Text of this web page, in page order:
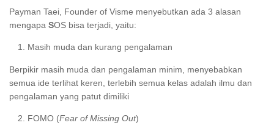
Payman Taei, Founder of Visme menyebutkan ada 3 alasan
mengapa SOS bisa terjadi, yaitu:
Masih muda dan kurang pengalaman
Berpikir masih muda dan pengalaman minim, menyebabkan
semua ide terlihat keren, terlebih semua kelas adalah ilmu dan
pengalaman yang patut dimiliki
FOMO (Fear of Missing Out)